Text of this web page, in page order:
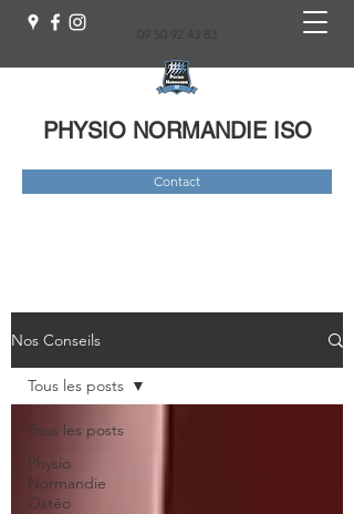
09 50 92 43 83
PHYSIO NORMANDIE ISO
Contact
Nos Conseils
Tous les posts
Physio
Normandie
Ostéo
Tous les posts